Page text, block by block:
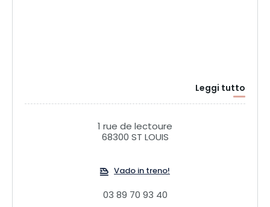
Leggi tutto
1 rue de lectoure
68300 ST LOUIS
Vado in treno!
03 89 70 93 40